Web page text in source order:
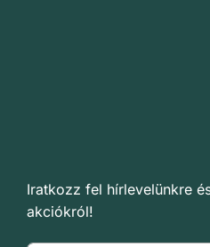
Iratkozz fel hírlevelünkre
akciókról!